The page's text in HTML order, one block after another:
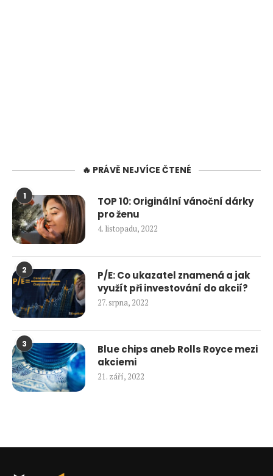
🔥 PRÁVĚ NEJVÍCE ČTENÉ
1
TOP 10: Originální vánoční dárky
pro ženu
4. listopadu, 2022
2
P/E: Co ukazatel znamená a jak
využít při investování do akcií?
27. srpna, 2022
3
Blue chips aneb Rolls Royce mezi
akciemi
21. září, 2022